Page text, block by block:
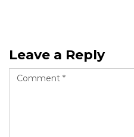
Leave a Reply